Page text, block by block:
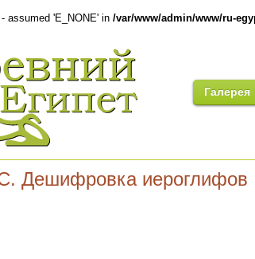
assumed 'E_NONE' in /var/www/admin/www/ru-
Галерея
Дешифровка иероглифов